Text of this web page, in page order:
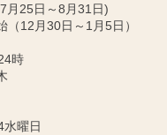
月25日～8月31日)
（12月30日～1月5日）
時
水曜日